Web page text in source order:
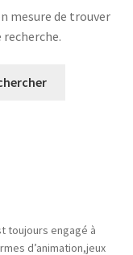
mesure de trouver
toujours engagé à
d’animation,jeux